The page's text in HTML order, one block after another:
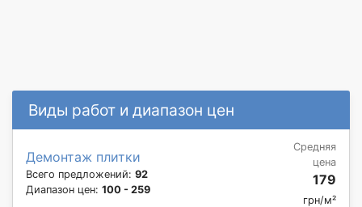
Виды работ и диапазон цен
Демонтаж плитки
Всего предложений: 92
Диапазон цен: 100 - 259
Средняя
цена
179
грн/м²